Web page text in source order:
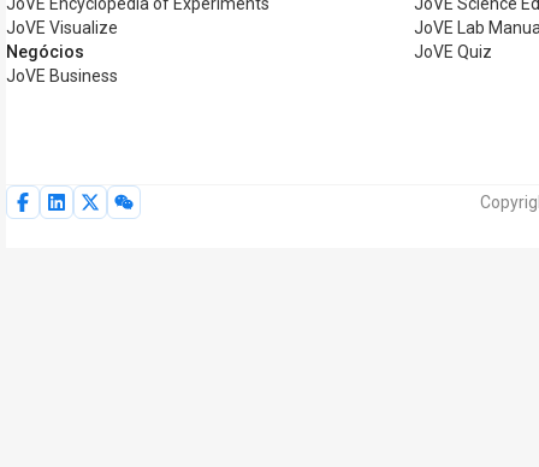
JoVE Visualize
Negócios
JoVE Business
JoVE Lab
JoVE Quiz